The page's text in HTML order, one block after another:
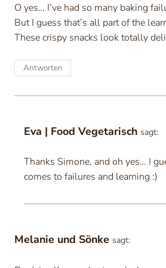
O yes… I’ve had so many baking
But I guess that’s all part of the
These crispy snacks look totally
Antworten
Eva | Food Vegetarisch sagt:
Thanks Simone, and oh yes… I
comes to failures and learning :)
Melanie und Sönke sagt: